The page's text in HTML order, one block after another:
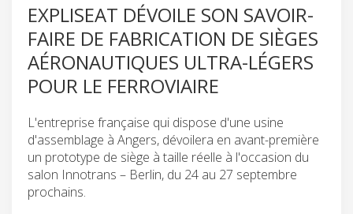
EXPLISEAT DÉVOILE SON SAVOIR-
FAIRE DE FABRICATION DE SIÈGES
AÉRONAUTIQUES ULTRA-LÉGERS
POUR LE FERROVIAIRE
L'entreprise française qui dispose d'une usine
d'assemblage à Angers, dévoilera en avant-première
un prototype de siège à taille réelle à l'occasion du
salon Innotrans – Berlin, du 24 au 27 septembre
prochains.